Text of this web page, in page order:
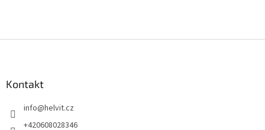
Kontakt
info@helvit.cz
+420608028346